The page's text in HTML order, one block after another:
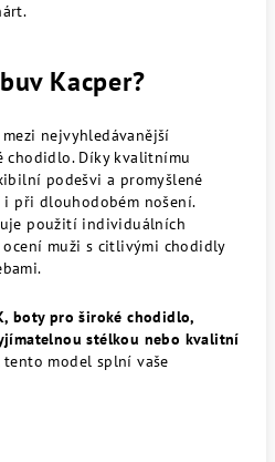
Kacper?
nejvyhledávanější
Díky kvalitnímu
podešvi a promyšlené
při dlouhodobém nošení.
použití individuálních
muži s citlivými chodidly
boty pro široké chodidlo,
stélkou nebo kvalitní
tento model splní vaše